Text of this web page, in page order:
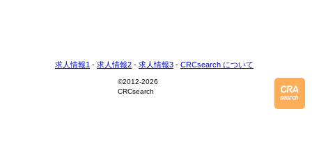
求人情報1 - 求人情報2 - 求人情報3 - CRCsearch について
©2012-2026
CRCsearch